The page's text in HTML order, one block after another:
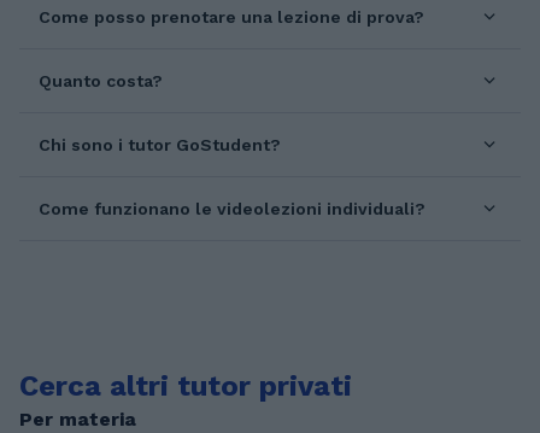
Come posso prenotare una lezione di prova?
Quanto costa?
Chi sono i tutor GoStudent?
Come funzionano le videolezioni individuali?
Cerca altri tutor privati
Per materia